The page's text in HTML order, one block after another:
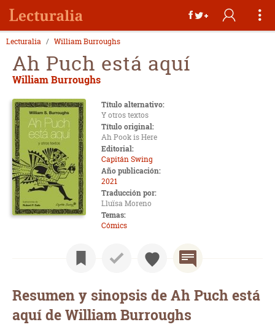
Lecturalia William Burroughs
Ah Puch está aquí
William Burroughs
Título alternativo:
Y otros textos
Título original:
Ah Pook is Here
Editorial:
Capitán Swing
Año publicación:
2021
Traducción por:
Lluïsa Moreno
Temas:
Cómics
Resumen y sinopsis de Ah Puch está
aquí de William Burroughs